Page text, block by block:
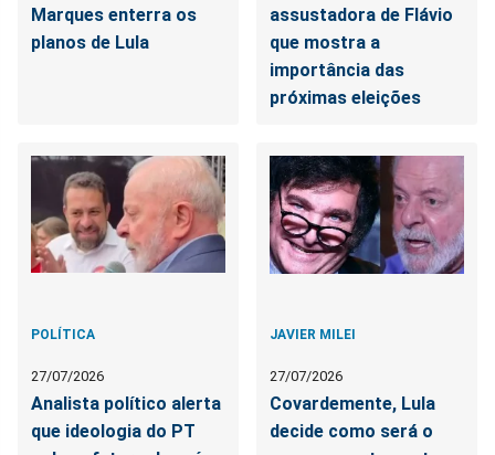
Marques enterra os
planos de Lula
assustadora de Flávio
que mostra a
importância das
próximas eleições
POLÍTICA
27/07/2026
Analista político alerta
que ideologia do PT
JAVIER MILEI
27/07/2026
Covardemente, Lula
decide como será o